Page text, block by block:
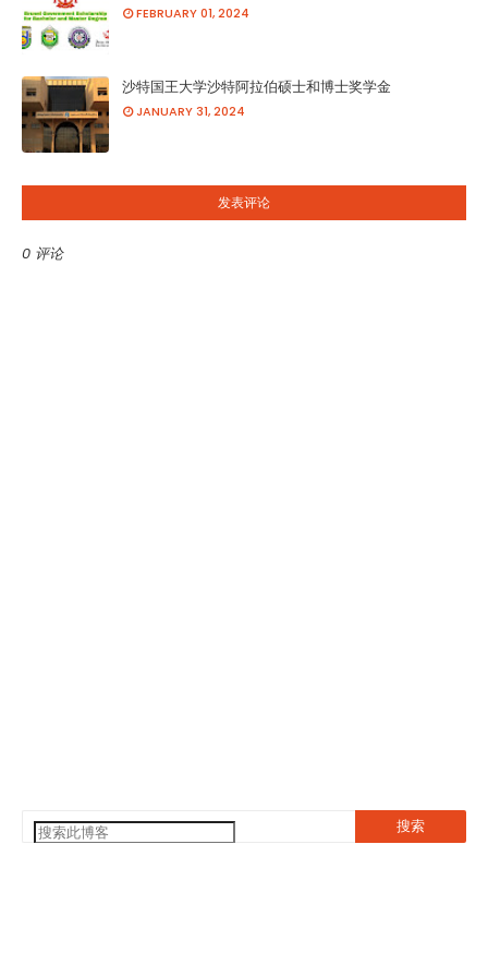
FEBRUARY 01, 2024
沙特国王大学沙特阿拉伯硕士和博士奖学金
JANUARY 31, 2024
发表评论
0 评论